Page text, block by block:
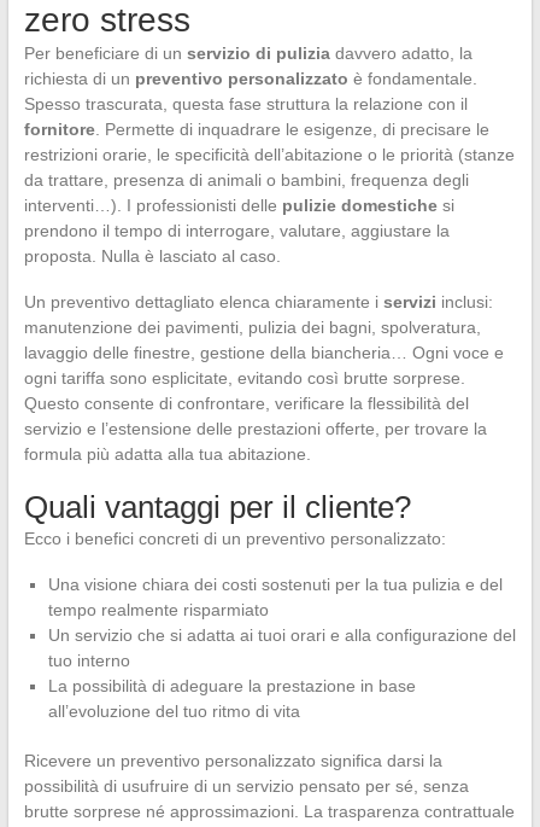
zero stress
Per beneficiare di un servizio di puliziadavvero adatto, la
richiesta di un preventivo personalizzato è fondamentale.
Spesso trascurata, questa fase struttura la relazione con il
fornitore. Permette di inquadrare le esigenze, di precisare le
restrizioni orarie, le specificità dell’abitazione o le priorità (stanze
da trattare, presenza di animali o bambini, frequenza degli
interventi…). I professionisti delle pulizie domestichesi
prendono il tempo di interrogare, valutare, aggiustare la
proposta. Nulla è lasciato al caso.
Un preventivo dettagliato elenca chiaramente i servizi inclusi:
manutenzione dei pavimenti, pulizia dei bagni, spolveratura,
lavaggio delle finestre, gestione della biancheria… Ogni voce e
ogni tariffa sono esplicitate, evitando così brutte sorprese.
Questo consente di confrontare, verificare la flessibilità del
servizio e l’estensione delle prestazioni offerte, per trovare la
formula più adatta alla tua abitazione.
Quali vantaggi per il cliente?
Ecco i benefici concreti di un preventivo personalizzato:
Una visione chiara dei costi sostenuti per la tua pulizia e del
tempo realmente risparmiato
Un servizio che si adatta ai tuoi orari e alla configurazione del
tuo interno
La possibilità di adeguare la prestazione in base
all’evoluzione del tuo ritmo di vita
Ricevere un preventivo personalizzato significa darsi la
possibilità di usufruire di un servizio pensato per sé, senza
brutte sorprese né approssimazioni. La trasparenza contrattuale